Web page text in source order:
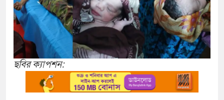
ছবির ক্যাপশন: